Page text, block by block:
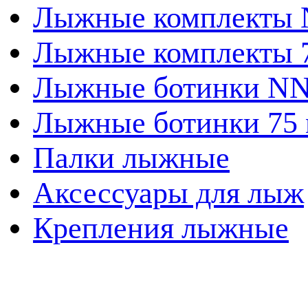
Лыжные комплекты
Лыжные комплекты
Лыжные ботинки
Лыжные ботинки
Палки лыжные
Аксессуары для лыж
Крепления лыжные